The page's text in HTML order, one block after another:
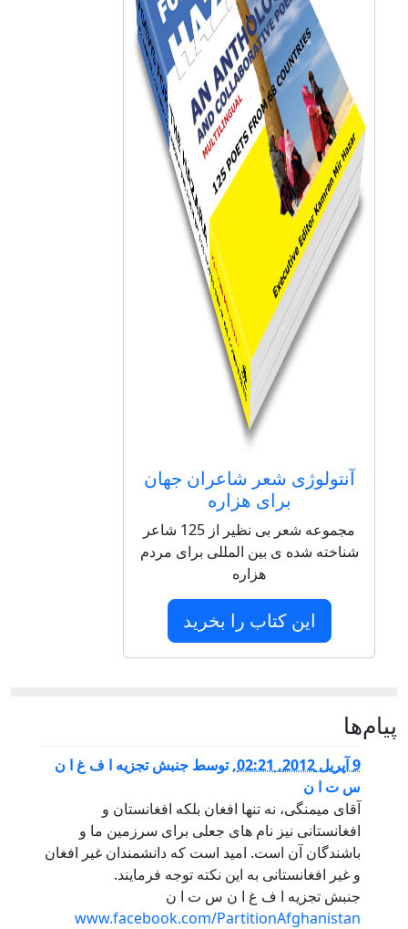
آنتولوژی شعر شاعران جهان
برای هزاره
مجموعه شعر بی نظیر از 125 شاعر
شده ی بین المللی برای مردم
این کتاب را بخرید
,توسطجنبش تجزیه ا ف غ ا ن
ت ا ن
میمنگی، نه تنها افغان بلکه افغانستان و
نیز نام های جعلی برای سرزمین ما و
آن است. امید است که دانشمندان غیر افغان
غیر افغانستانی به این نکته توجه فرمایند.
تجزیه ا ف غ ا ن س ت ا ن
www.facebook.com/